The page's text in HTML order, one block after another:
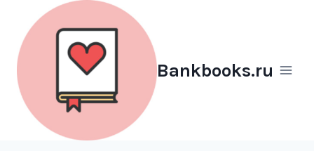
Перейти
содержимому
Bankbooks.ru